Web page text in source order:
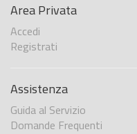
Area Privata
Accedi
Registrati
Assistenza
Guida al Servizio
Domande Frequenti